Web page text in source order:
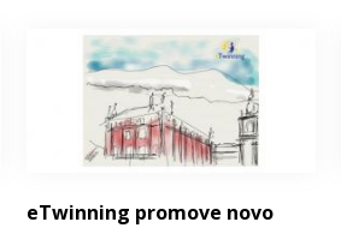
eTwinning promove novo